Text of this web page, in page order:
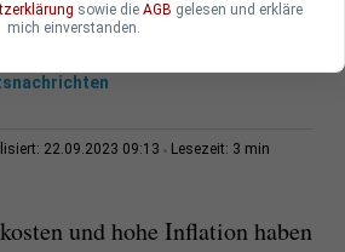
22.09.2023 09:13 Lesezeit: 3 min
und hohe Inflation haben
sowie die AGB gelesen und erkläre
mich einverstanden.